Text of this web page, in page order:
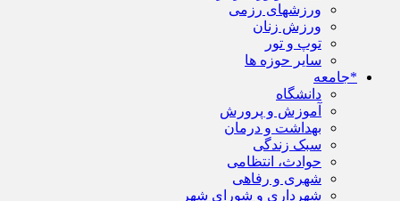
ورزشهای رزمی
ورزش زنان
توپ و تور
سایر حوزه ها
*جامعه
دانشگاه
آموزش و پرورش
بهداشت و درمان
سبک زندگی
حوادث، انتظامی
شهری و رفاهی
شهرداری و شورای شهر